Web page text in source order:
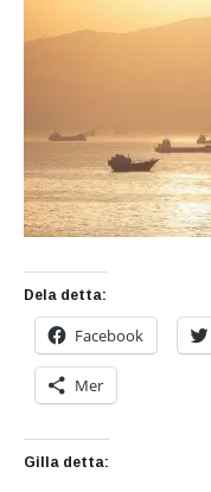
Dela detta:
Facebook
Mer
Gilla detta: